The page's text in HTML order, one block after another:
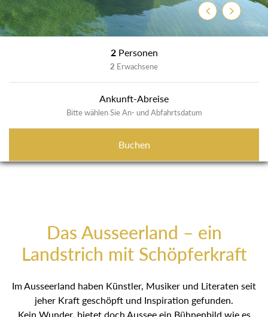
ZurückWeiter
2 Personen
2 Erwachsene
Ankunft-Abreise
Bitte wählen Sie An- und Abfahrtsdatum
Buchen
Das Ausseerland – ein
Landstrich mit Schöpferkraft
Im Ausseerland haben Künstler, Musiker und Literaten seit
jeher Kraft geschöpft und Inspiration gefunden.
Kein Wunder, bietet doch Aussee ein Bühnenbild wie es